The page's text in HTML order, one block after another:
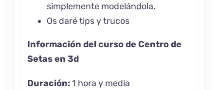
simplemente modelándola.
Os daré tips y trucos
Información del curso de Centro de
Setas en 3d
Duración:1 hora y media